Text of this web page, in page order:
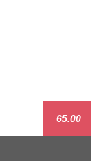
65.00